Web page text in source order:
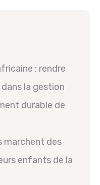
: rendre
la gestion
durable de
marchent des
enfants de la